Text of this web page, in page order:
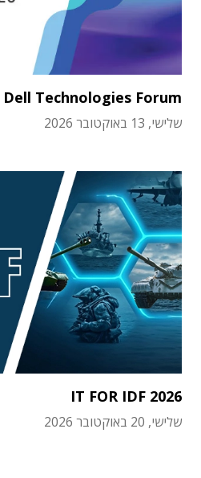
Dell Technologies Forum
שלישי, 13 באוקטובר 2026
IT FOR IDF 2026
שלישי, 20 באוקטובר 2026